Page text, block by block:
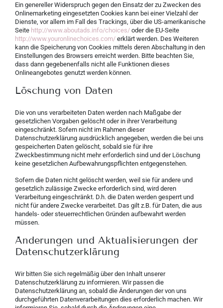
Ein genereller Widerspruch gegen den Einsatz der zu Zwecken des
Onlinemarketing eingesetzten Cookies kann bei einer Vielzahl der
Dienste, vor allem im Fall des Trackings, über die US-amerikanische
Seite http://www.aboutads.info/choices/ oder die EU-Seite
http://www.youronlinechoices.com/ erklärt werden. Des Weiteren
kann die Speicherung von Cookies mittels deren Abschaltung in den
Einstellungen des Browsers erreicht werden. Bitte beachten Sie,
dass dann gegebenenfalls nicht alle Funktionen dieses
Onlineangebotes genutzt werden können.
Löschung von Daten
Die von uns verarbeiteten Daten werden nach Maßgabe der
gesetzlichen Vorgaben gelöscht oder in ihrer Verarbeitung
eingeschränkt. Sofern nicht im Rahmen dieser
Datenschutzerklärung ausdrücklich angegeben, werden die bei uns
gespeicherten Daten gelöscht, sobald sie für ihre
Zweckbestimmung nicht mehr erforderlich sind und der Löschung
keine gesetzlichen Aufbewahrungspflichten entgegenstehen.
Sofern die Daten nicht gelöscht werden, weil sie für andere und
gesetzlich zulässige Zwecke erforderlich sind, wird deren
Verarbeitung eingeschränkt. D.h. die Daten werden gesperrt und
nicht für andere Zwecke verarbeitet. Das gilt z.B. für Daten, die aus
handels- oder steuerrechtlichen Gründen aufbewahrt werden
müssen.
Änderungen und Aktualisierungen der
Datenschutzerklärung
Wir bitten Sie sich regelmäßig über den Inhalt unserer
Datenschutzerklärung zu informieren. Wir passen die
Datenschutzerklärung an, sobald die Änderungen der von uns
durchgeführten Datenverarbeitungen dies erforderlich machen. Wir